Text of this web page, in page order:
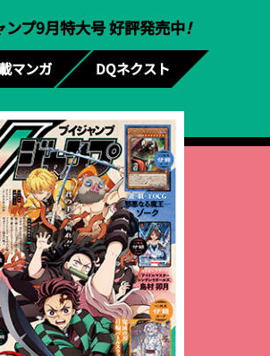
ンプ9月特大号 好評発売中！
マンガ DQネクスト